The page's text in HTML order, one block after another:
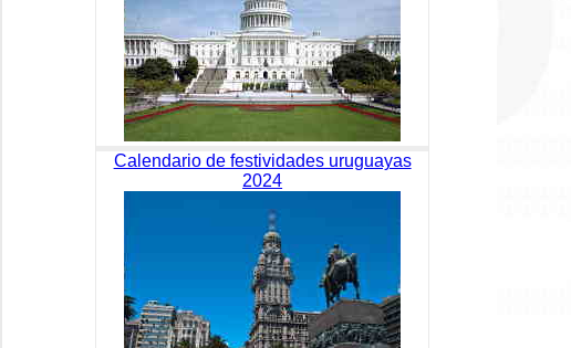
Calendario de festividades uruguayas
2024